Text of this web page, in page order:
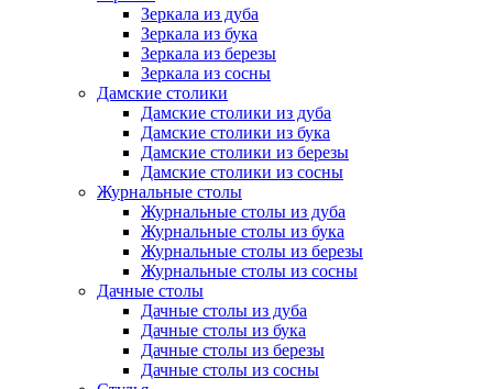
Зеркала из дуба
Зеркала из бука
Зеркала из березы
Зеркала из сосны
Дамские столики
Дамские столики из дуба
Дамские столики из бука
Дамские столики из березы
Дамские столики из сосны
Журнальные столы
Журнальные столы из дуба
Журнальные столы из бука
Журнальные столы из березы
Журнальные столы из сосны
Дачные столы
Дачные столы из дуба
Дачные столы из бука
Дачные столы из березы
Дачные столы из сосны